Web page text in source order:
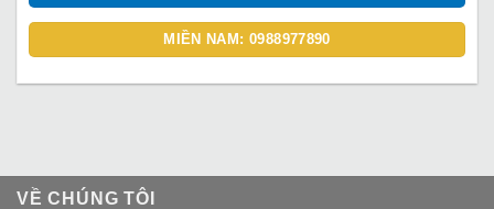
MIỀN NAM: 0988977890
VỀ CHÚNG TÔI